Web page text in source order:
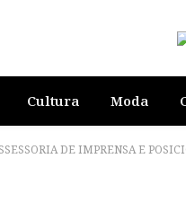
Cultura Moda
DE IMPRENSA E